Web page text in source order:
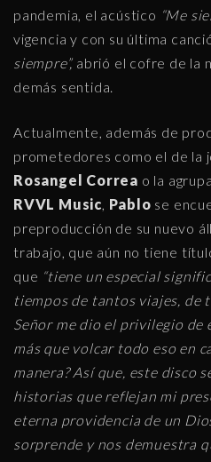
pandemia, el acústico “Me
vigencia y con su última
siempre”, abrió el cofre de la
demás sentida.
Actualmente, además de
prometedores como el de la
Rosangel Correa o la
RVVL Music Pablo se
preproducción de su nuevo
trabajo, que aún no tiene
que “tiene un especial
tiempos de tantos viajes, de
Señor me dio el privilegio de
más que volcar todo eso en
manera? Así que, este disco
historias que reflejan mi
eterna providencia de un
sorprende y nos demuestra